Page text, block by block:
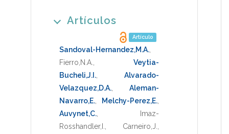
Artículos
Artículo
Sandoval-Hernandez,M.A.
Fierro,N.A.
Veytia-
Bucheli,J.I.
Alvarado-
Velazquez,D.A.
Aleman-
Navarro,E.
Melchy-Perez,E.
Auvynet,C.
Imaz-
Rosshandler,I.
Carneiro,J.